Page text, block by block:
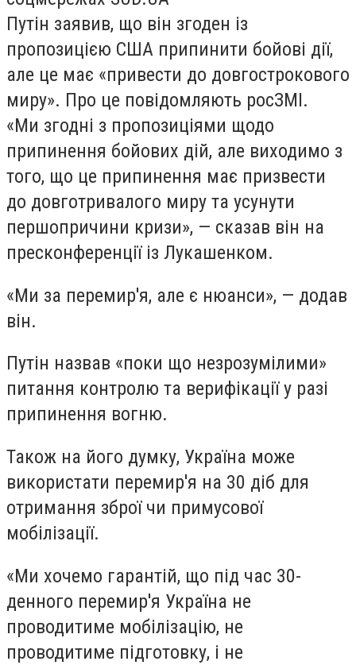
Путін заявив, що він згоден із
пропозицією США припинити бойові дії,
але це має «привести до довгострокового
миру». Про це повідомляють росЗМІ.
«Ми згодні з пропозиціями щодо
припинення бойових дій, але виходимо з
того, що це припинення має призвести
до довготривалого миру та усунути
першопричини кризи», — сказав він на
пресконференції із Лукашенком.
«Ми за перемир'я, але є нюанси», — додав
він.
Путін назвав «поки що незрозумілими»
питання контролю та верифікації у разі
припинення вогню.
Також на його думку, Україна може
використати перемир'я на 30 діб для
отримання зброї чи примусової
мобілізації.
«Ми хочемо гарантій, що під час 30-
денного перемир'я Україна не
проводитиме мобілізацію, не
проводитиме підготовку, і не